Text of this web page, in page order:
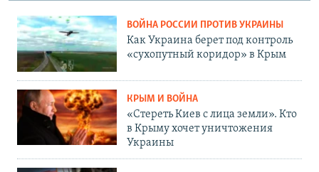
ВОЙНА РОССИИ ПРОТИВ УКРАИНЫ
Как Украина берет под контроль
«сухопутный коридор» в Крым
КРЫМ И ВОЙНА
«Стереть Киев с лица земли». Кто
в Крыму хочет уничтожения
Украины